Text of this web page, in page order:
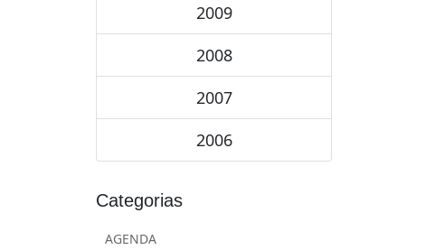
2009
2008
2007
2006
Categorias
AGENDA